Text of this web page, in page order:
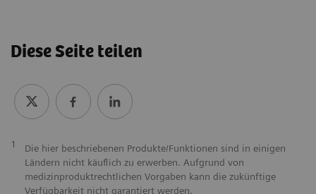
Diese Seite teilen
1
Die hier beschriebenen Produkte/Funktionen sind in einigen
Ländern nicht käuflich zu erwerben. Aufgrund von
medizinproduktrechtlichen Vorgaben kann die zukünftige
Verfügbarkeit nicht garantiert werden.